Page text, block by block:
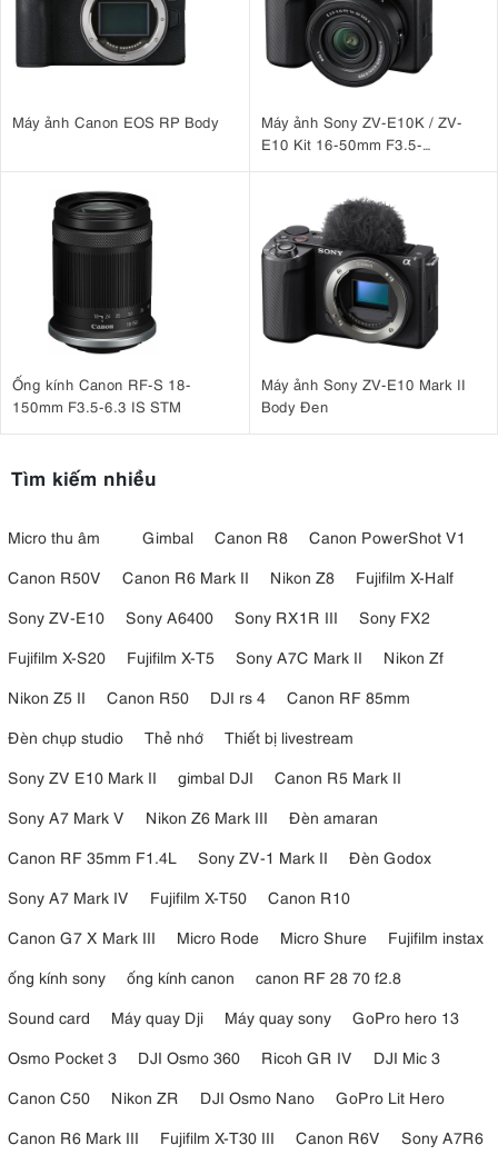
Máy ảnh Canon EOS RP Body
Máy ảnh Sony ZV-E10K / ZV-
E10 Kit 16-50mm F3.5-
Ống kính Canon RF-S 18-
150mm F3.5-6.3 IS STM
Máy ảnh Sony ZV-E10 Mark II
Body Đen
Tìm kiếm nhiều
Micro thu âm Gimbal Canon R8
Canon PowerShot V1
Canon R50V
Canon R6 Mark II Nikon Z8
Fujifilm X-Half
Sony ZV-E10
Sony A6400 Sony RX1R III
Sony FX2
Fujifilm X-S20
Fujifilm X-T5 Sony A7C Mark II
Nikon Zf
Nikon Z5 II
Canon R50 DJI rs 4
Canon RF 85mm
Đèn chụp studio
Thẻ nhớ
Thiết bị livestream
Sony ZV E10 Mark II
gimbal DJI
Canon R5 Mark II
Sony A7 Mark V
Nikon Z6 Mark III
Đèn amaran
Canon RF 35mm F1.4L
Sony ZV-1 Mark II
Đèn Godox
Sony A7 Mark IV
Fujifilm X-T50
Canon R10
Canon G7 X Mark III
Micro Rode Micro Shure
Fujifilm instax
ống kính sony
ống kính canon
canon RF 28 70 f2.8
Sound card
Máy quay Dji Máy quay sony
GoPro hero 13
Osmo Pocket 3
DJI Osmo 360 Ricoh GR IV
DJI Mic 3
Canon C50
Nikon ZR DJI Osmo Nano
GoPro Lit Hero
Canon R6 Mark III
Fujifilm X-T30 III Canon R6V
Sony A7R6